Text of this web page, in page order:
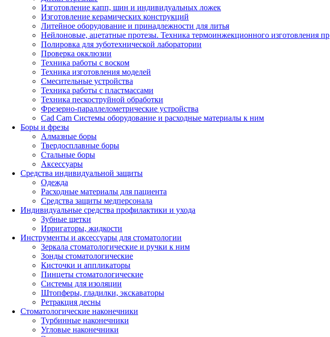
Изготовление капп, шин и индивидуальных ложек
Изготовление керамических конструкций
Литейное оборудование и принадлежности для литья
Нейлоновые, ацетатные протезы. Техника термоинжекционного изготовления пр
Полировка для зуботехнической лаборатории
Проверка окклюзии
Техника работы с воском
Техника изготовления моделей
Смесительные устройства
Техника работы с пластмассами
Техника пескоструйной обработки
Фрезерно-параллелометрические устройства
Cad Cam Системы оборудование и расходные материалы к ним
Боры и фрезы
Алмазные боры
Твердосплавные боры
Стальные боры
Аксессуары
Средства индивидуальной защиты
Одежда
Расходные материалы для пациента
Средства защиты медперсонала
Индивидуальные средства профилактики и ухода
Зубные щетки
Ирригаторы, жидкости
Инструменты и аксессуары для стоматологии
Зеркала стоматологические и ручки к ним
Зонды стоматологические
Кисточки и аппликаторы
Пинцеты стоматологические
Системы для изоляции
Штопферы, гладилки, экскаваторы
Ретракция десны
Стоматологические наконечники
Турбинные наконечники
Угловые наконечники